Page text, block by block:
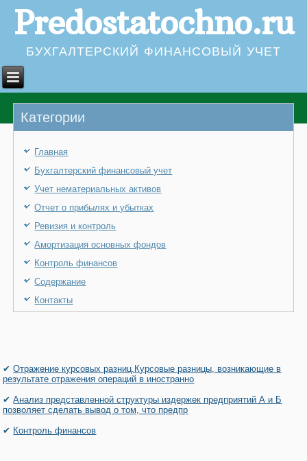
Predostatochno.ru
БУХГАЛТЕРСКИЙ ФИНАНСОВЫЙ УЧЕТ
Категории
Главная
Бухгалтерский финансовый учет
Учет нематериальных активов
Отчет о прибылях и убытках
Ревизия и контроль
Амортизация основных фондов
Контроль финансов
Содержание
Контакты
✔Отражение курсовых разниц.Курсовые разницы, возникающие в
результате отражения операций в иностранно
✔Анализ представленной структуры издержек предприятий А и Б
позволяет сделать вывод о том, что предпр
✔ Контроль финансов